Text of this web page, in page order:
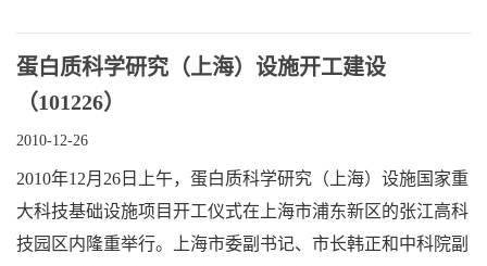
蛋白质科学研究（上海）设施开工建设
（101226）
2010-12-26
2010年12月26日上午，蛋白质科学研究（上海）设施国家重
大科技基础设施项目开工仪式在上海市浦东新区的张江高科
技园区内隆重举行。上海市委副书记、市长韩正和中科院副